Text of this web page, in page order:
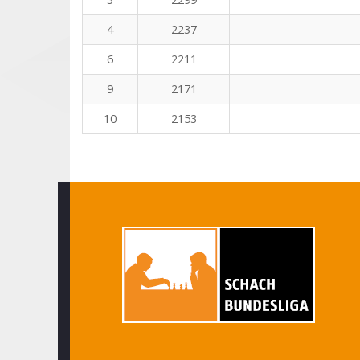
4
2237
6
2211
9
2171
10
2153